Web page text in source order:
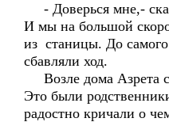
- Доверься мне,-
И мы на большой
из станицы. До
сбавляли ход.
Возле дома Азрета
Это были
радостно кричали о